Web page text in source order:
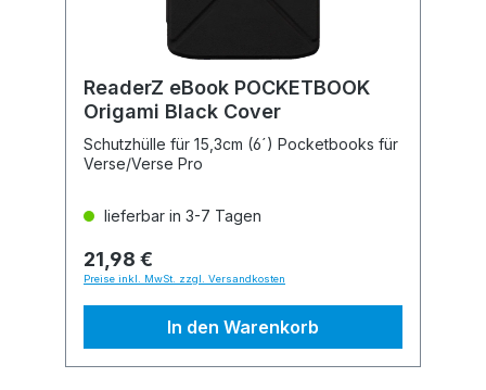
ReaderZ eBook POCKETBOOK
Origami Black Cover
Schutzhülle für 15,3cm (6´) Pocketbooks für
Verse/Verse Pro
lieferbar in 3-7 Tagen
21,98 €
Preise inkl. MwSt. zzgl. Versandkosten
In den Warenkorb